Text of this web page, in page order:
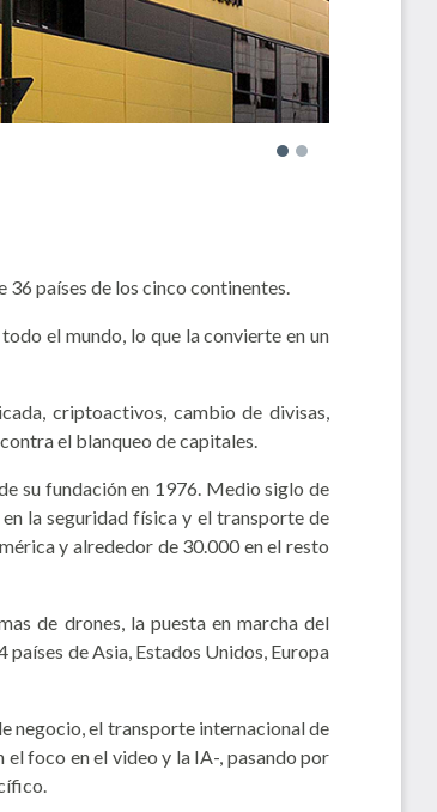
países de los cinco continentes.
el mundo, lo que la convierte en un
criptoactivos, cambio de divisas,
el blanqueo de capitales.
su fundación en 1976. Medio siglo de
la seguridad física y el transporte de
y alrededor de 30.000 en el resto
de drones, la puesta en marcha del
de Asia, Estados Unidos, Europa
negocio, el transporte internacional de
foco en el video y la IA-, pasando por